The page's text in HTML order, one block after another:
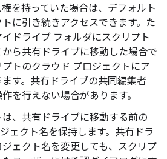
を持っていた場合は、デフォルト
に引き続きアクセスできます。た
イドライブ フォルダにスクリプト
ら共有ドライブに移動した場合で
トのクラウド プロジェクトにア
す。共有ドライブの共同編集者
を行えない場合があります。
、共有ドライブに移動する前の
ェクト名を保持します。共有ドラ
ェクト名を変更しても、スクリプ